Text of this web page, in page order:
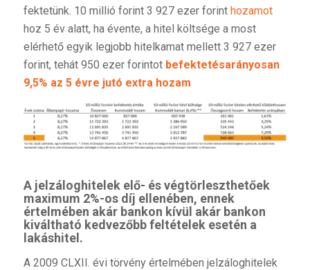
fektetünk. 10 millió forint 3 927 ezer forint hozamot
hoz 5 év alatt, ha évente, a hitel költsége a most
elérhető egyik legjobb hitelkamat mellett 3 927 ezer
forint, tehát 950 ezer forintot befektetésarányosan
9,5% az 5 évre jutó extra hozam
A jelzáloghitelek elő- és végtörleszthetőek
maximum 2%-os díj ellenében, ennek
értelmében akár bankon kívül akár bankon
kiváltható kedvezőbb feltételek esetén a
lakáshitel.
A 2009 CLXII. évi törvény értelmében jelzáloghitelek